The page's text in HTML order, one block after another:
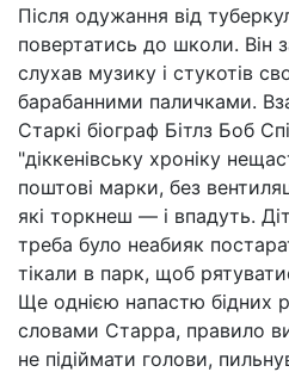
Після одужання від
повертатись до школи. Він
слухав музику і стукотів
барабанними паличками.
Старкі біограф Бітлз Боб
"діккенівську хроніку
поштові марки, без
які торкнеш — і впадуть.
треба було неабияк
тікали в парк, щоб
Ще однією напастю бідних
словами Старра, правило
не підіймати голови,